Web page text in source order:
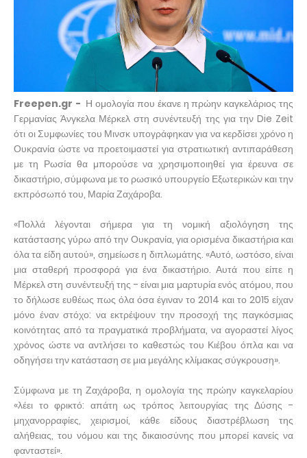
Freepen.gr - Η ομολογία που έκανε η πρώην καγκελάριος της
Γερμανίας Άνγκελα Μέρκελ στη συνέντευξή της για την Die Zeit
ότι οι Συμφωνίες του Μινσκ υπογράφηκαν για να κερδίσει χρόνο η
Ουκρανία ώστε να προετοιμαστεί για στρατιωτική αντιπαράθεση
με τη Ρωσία θα μπορούσε να χρησιμοποιηθεί για έρευνα σε
δικαστήριο, σύμφωνα με το ρωσικό υπουργείο Εξωτερικών και την
εκπρόσωπό του, Μαρία Ζαχάροβα.
«Πολλά λέγονται σήμερα για τη νομική αξιολόγηση της
κατάστασης γύρω από την Ουκρανία, για ορισμένα δικαστήρια και
όλα τα είδη αυτού», σημείωσε η διπλωμάτης. «Αυτό, ωστόσο, είναι
μια σταθερή προσφορά για ένα δικαστήριο. Αυτά που είπε η
Μέρκελ στη συνέντευξή της - είναι μια μαρτυρία ενός ατόμου, που
το δήλωσε ευθέως πως όλα όσα έγιναν το 2014 και το 2015 είχαν
μόνο έναν στόχο: να εκτρέψουν την προσοχή της παγκόσμιας
κοινότητας από τα πραγματικά προβλήματα, να αγοραστεί λίγος
χρόνος ώστε να αντλήσει το καθεστώς του Κιέβου όπλα και να
οδηγήσει την κατάσταση σε μια μεγάλης κλίμακας σύγκρουση».
Σύμφωνα με τη Ζαχάροβα, η ομολογία της πρώην καγκελαρίου
«λέει το φρικτό: απάτη ως τρόπος λειτουργίας της Δύσης -
μηχανορραφίες, χειρισμοί, κάθε είδους διαστρέβλωση της
αλήθειας, του νόμου και της δικαιοσύνης που μπορεί κανείς να
φανταστεί».